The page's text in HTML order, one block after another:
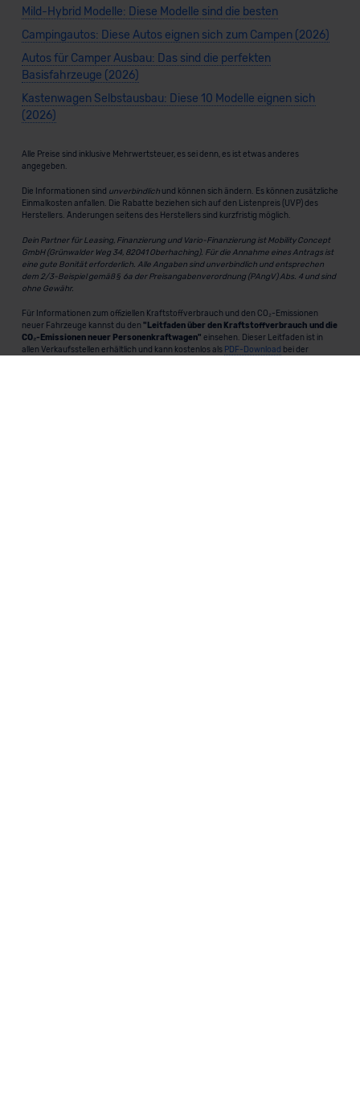
Mild-Hybrid Modelle: Diese Modelle sind die besten
Campingautos: Diese Autos eignen sich zum Campen (2026)
Autos für Camper Ausbau: Das sind die perfekten
Basisfahrzeuge (2026)
Kastenwagen Selbstausbau: Diese 10 Modelle eignen sich
(2026)
Alle Preise sind inklusive Mehrwertsteuer, es sei denn, es ist etwas anderes
angegeben.
Die Informationen sind unverbindlichund können sich ändern. Es können zusätzliche
Einmalkosten anfallen. Die Rabatte beziehen sich auf den Listenpreis (UVP) des
Herstellers. Änderungen seitens des Herstellers sind kurzfristig möglich.
Dein Partner für Leasing, Finanzierung und Vario-Finanzierung ist Mobility Concept
GmbH (Grünwalder Weg 34, 82041 Oberhaching). Für die Annahme eines Antrags ist
eine gute Bonität erforderlich. Alle Angaben sind unverbindlich und entsprechen
dem 2/3-Beispiel gemäß § 6a der Preisangabenverordnung (PAngV) Abs. 4 und sind
ohne Gewähr.
Für Informationen zum offiziellen Kraftstoffverbrauch und den CO₂-Emissionen
neuer Fahrzeuge kannst du den "Leitfaden über den Kraftstoffverbrauch und die
CO₂-Emissionen neuer Personenkraftwagen" einsehen. Dieser Leitfaden ist in
allen Verkaufsstellen erhältlich und kann kostenlos als PDF-Download bei der